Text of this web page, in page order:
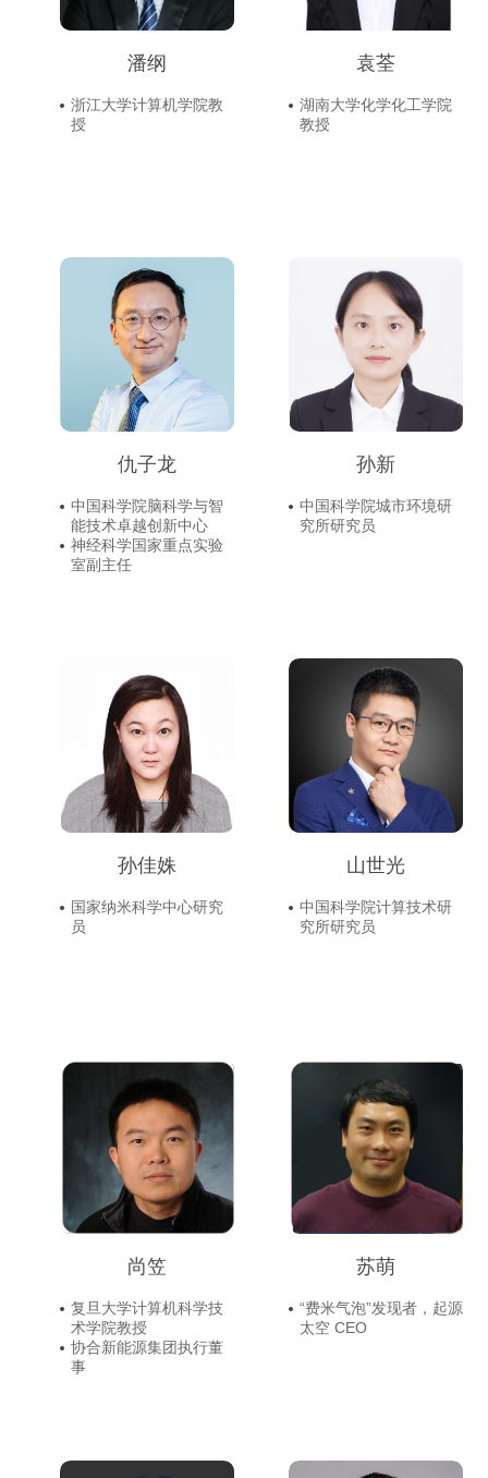
潘纲
浙江大学计算机学院教
授
袁荃
湖南大学化学化工学院
教授
仇子龙
中国科学院脑科学与智
能技术卓越创新中心
神经科学国家重点实验
室副主任
孙新
中国科学院城市环境研
究所研究员
孙佳姝
国家纳米科学中心研究
员
山世光
中国科学院计算技术研
究所研究员
尚笠
复旦大学计算机科学技
术学院教授
协合新能源集团执行董
事
苏萌
“费米气泡”发现者，起源
太空 CEO